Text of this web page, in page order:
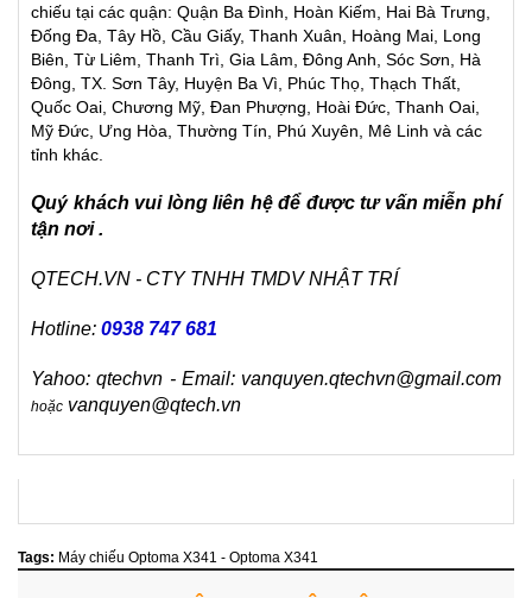
chiếu tại các quận: Quận Ba Đình, Hoàn Kiếm, Hai Bà Trưng,
Đống Đa, Tây Hồ, Cầu Giấy, Thanh Xuân, Hoàng Mai, Long
Biên, Từ Liêm, Thanh Trì, Gia Lâm, Đông Anh, Sóc Sơn, Hà
Đông, TX. Sơn Tây, Huyện Ba Vì, Phúc Thọ, Thạch Thất,
Quốc Oai, Chương Mỹ, Đan Phượng, Hoài Đức, Thanh Oai,
Mỹ Đức, Ưng Hòa, Thường Tín, Phú Xuyên, Mê Linh và các
tỉnh khác.
Quý khách vui lòng liên hệ để được tư vấn miễn phí
tận nơi .
QTECH.VN - CTY TNHH TMDV NHẬT TRÍ
Hotline: 0938 747 681
Yahoo: qtechvn - Email: vanquyen.qtechvn@gmail.com
hoặc vanquyen@qtech.vn
Tags: Máy chiếu Optoma X341 - Optoma X341